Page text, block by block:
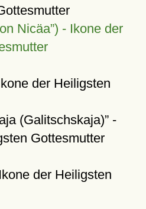
Nicäa ) - Ikone der
der Heiligsten
(Galitschskaja) -
Gottesmutter
der Heiligsten